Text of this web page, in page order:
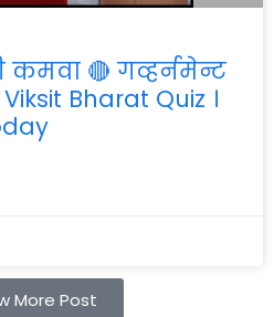
कमवा 🔴 गव्हर्नमेन्ट
Bharat Quiz ।
More Post